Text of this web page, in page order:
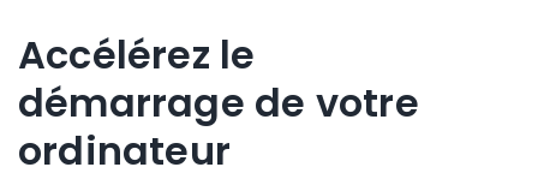
Accélérez le
démarrage de votre
ordinateur